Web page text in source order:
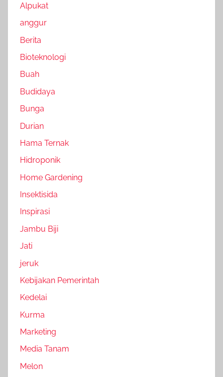
Alpukat
anggur
Berita
Bioteknologi
Buah
Budidaya
Bunga
Durian
Hama Ternak
Hidroponik
Home Gardening
Insektisida
Inspirasi
Jambu Biji
Jati
jeruk
Kebijakan Pemerintah
Kedelai
Kurma
Marketing
Media Tanam
Melon